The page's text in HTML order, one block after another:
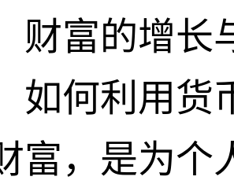
财富的增长
如何利用货
富，是为个